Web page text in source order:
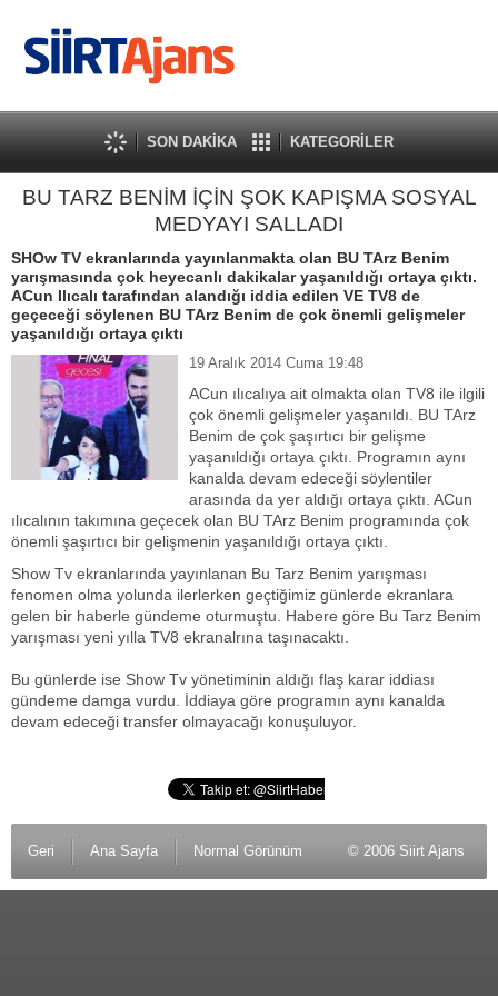
SON DAKİKA KATEGORİLER
BU TARZ BENİM İÇİN ŞOK KAPIŞMA SOSYAL
MEDYAYI SALLADI
SHOw TV ekranlarında yayınlanmakta olan BU TArz Benim
yarışmasında çok heyecanlı dakikalar yaşanıldığı ortaya çıktı.
ACun Ilıcalı tarafından alandığı iddia edilen VE TV8 de
geçeceği söylenen BU TArz Benim de çok önemli gelişmeler
yaşanıldığı ortaya çıktı
19 Aralık 2014 Cuma 19:48
ACun ılıcalıya ait olmakta olan TV8 ile ilgili
çok önemli gelişmeler yaşanıldı. BU TArz
Benim de çok şaşırtıcı bir gelişme
yaşanıldığı ortaya çıktı. Programın aynı
kanalda devam edeceği söylentiler
arasında da yer aldığı ortaya çıktı. ACun
ılıcalının takımına geçecek olan BU TArz Benim programında çok
önemli şaşırtıcı bir gelişmenin yaşanıldığı ortaya çıktı.
Show Tv ekranlarında yayınlanan Bu Tarz Benim yarışması
fenomen olma yolunda ilerlerken geçtiğimiz günlerde ekranlara
gelen bir haberle gündeme oturmuştu. Habere göre Bu Tarz Benim
yarışması yeni yılla TV8 ekranalrına taşınacaktı.
Bu günlerde ise Show Tv yönetiminin aldığı flaş karar iddiası
gündeme damga vurdu. İddiaya göre programın aynı kanalda
devam edeceği transfer olmayacağı konuşuluyor.
Geri Ana Sayfa Normal Görünüm © 2006 Siirt Ajans